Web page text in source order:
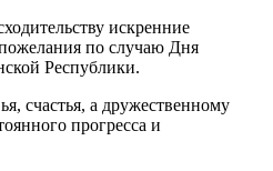
искренние
по случаю Дня
Республики.
счастья, а дружественному
прогресса и